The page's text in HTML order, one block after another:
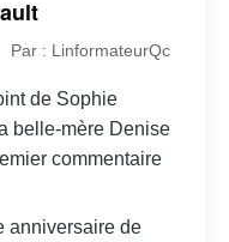
Par : LinformateurQc
de Sophie
belle-mère Denise
commentaire
anniversaire de